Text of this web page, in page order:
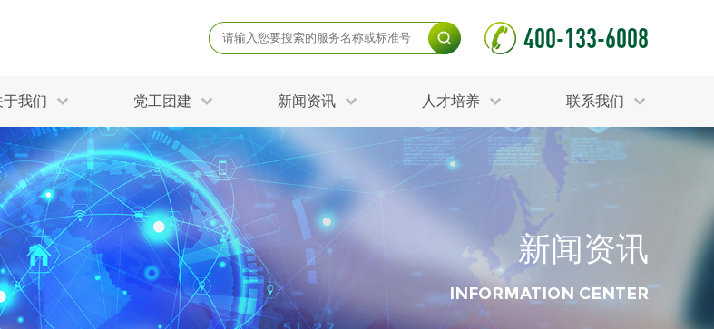
400-133-6008
于我们 党工团建 新闻资讯 人才培养 联系我们
三废监测 电磁辐射检测 声环境与振动检测
二噁英检测 土壤检测
一站式
。
产品质量鉴定
固废危废鉴定
土壤场地调查
生态环境检测
消毒检测备案
病毒杀灭试验
防护产品检测
成分分析化验
有毒有害检测
运动场地检测
食品安全检测
洁净度检测
化妆品检测
光伏检测
新闻资讯
INFORMATION CENTER